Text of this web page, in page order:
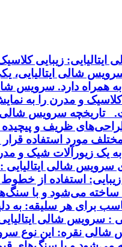
زیبایی
شالی ایتالیایی،
دارد. سرویس شالی
و مدرن را به
تاریخچه سرویس
ظریف و
مختلف مورد استفاده
یک زیورآلات شیک و
سرویس شالی
استفاده از
می‌شود و با
برای هر سلیقه: به
شالی